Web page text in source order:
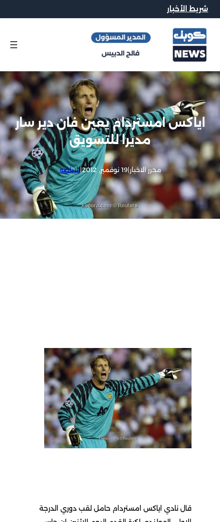
شريط الأخبار
اياكس امستردام يعين فان دير سار
مديرا للتسويق
محرر الاخبار|19 نوفمبر, 2012 |الرياضه
قال نادي اياكس امستردام حامل لقب دوري الدرجة